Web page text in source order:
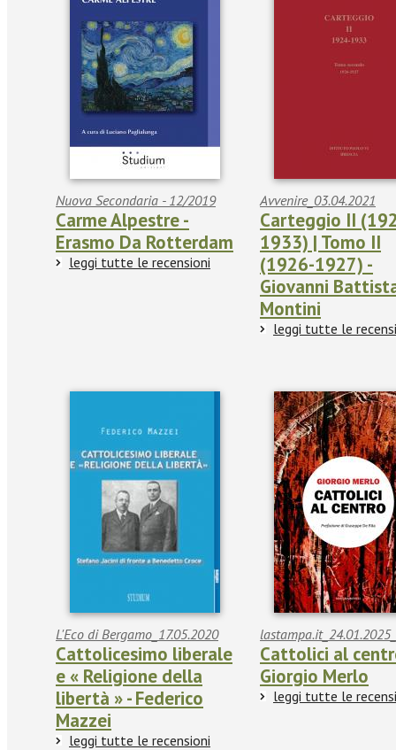
Nuova Secondaria - 12/2019
Carme Alpestre -
Erasmo Da Rotterdam
leggi tutte le recensioni
Avvenire_03.04.2021
Carteggio II
1933) | Tomo II
(1926-1927) -
Giovanni
Montini
leggi tutte le
L'Eco di Bergamo_17.05.2020
Cattolicesimo liberale
e « Religione della
libertà » - Federico
Mazzei
leggi tutte le recensioni
Cattolici al
Giorgio Merlo
leggi tutte le